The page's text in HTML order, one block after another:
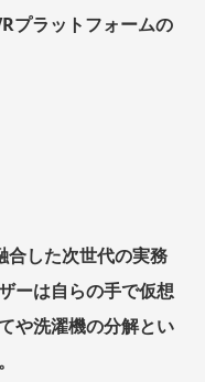
プラットフォームの
合した次世代の実務
ーは自らの手で仮想
や洗濯機の分解とい